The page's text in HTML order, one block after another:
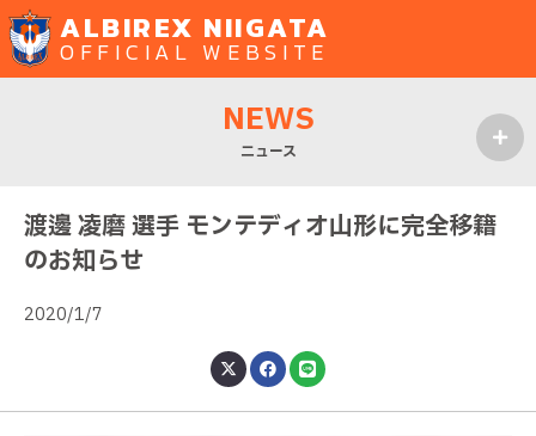
ALBIREX NIIGATA
OFFICIAL WEBSITE
NEWS
ニュース
渡邊 凌磨 選手 モンテディオ山形に完全移籍
のお知らせ
2020/1/7